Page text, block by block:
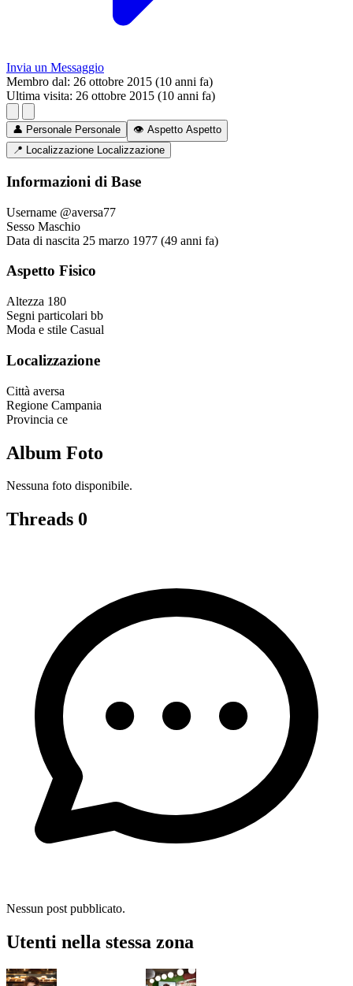
Invia un Messaggio
Membro dal: 26 ottobre 2015 (10 anni fa)
Ultima visita: 26 ottobre 2015 (10 anni fa)
👤 Personale Personale 👁️ Aspetto Aspetto
📍 Localizzazione Localizzazione
Informazioni di Base
Username @aversa77
Sesso Maschio
Data di nascita 25 marzo 1977 (49 anni fa)
Aspetto Fisico
Altezza 180
Segni particolari bb
Moda e stile Casual
Localizzazione
Città aversa
Regione Campania
Provincia ce
Album Foto
Nessuna foto disponibile.
Threads 0
Nessun post pubblicato.
Utenti nella stessa zona